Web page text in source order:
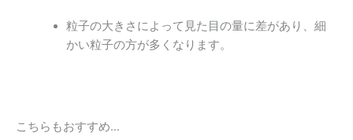
粒子の大きさによって見た目の量に差があり、細
かい粒子の方が多くなります。
こちらもおすすめ…